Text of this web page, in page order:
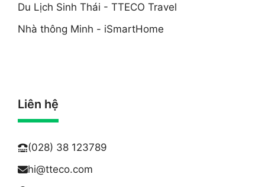
Du Lịch Sinh Thái - TTECO Travel
Nhà thông Minh - iSmartHome
Liên hệ
(028) 38 123789
hi@tteco.com